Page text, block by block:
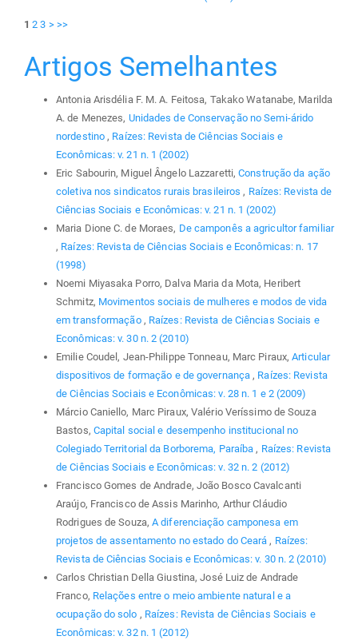
1 2 3 > >>
Artigos Semelhantes
Antonia Arisdélia F. M. A. Feitosa, Takako Watanabe, Marilda
A. de Menezes, Unidades de Conservação no Semi-árido
nordestino, Raízes: Revista de Ciências Sociais e
Econômicas: v. 21 n. 1 (2002)
Eric Sabourin, Miguel Ângelo Lazzaretti,Construção da ação
coletiva nos sindicatos rurais brasileiros, Raízes: Revista de
Ciências Sociais e Econômicas: v. 21 n. 1 (2002)
Maria Dione C. de Moraes, De camponês a agricultor familiar
, Raízes: Revista de Ciências Sociais e Econômicas: n. 17
(1998)
Noemi Miyasaka Porro, Dalva Maria da Mota, Heribert
Schmitz, Movimentos sociais de mulheres e modos de vida
em transformação , Raízes: Revista de Ciências Sociais e
Econômicas: v. 30 n. 2 (2010)
Emilie Coudel, Jean-Philippe Tonneau, Marc Piraux,Articular
dispositivos de formação e de governança, Raízes: Revista
de Ciências Sociais e Econômicas: v. 28 n. 1 e 2 (2009)
Márcio Caniello, Marc Piraux, Valério Veríssimo de Souza
Bastos, Capital social e desempenho institucional no
Colegiado Territorial da Borborema, Paraíba, Raízes: Revista
de Ciências Sociais e Econômicas: v. 32 n. 2 (2012)
Francisco Gomes de Andrade, João Bosco Cavalcanti
Araújo, Francisco de Assis Marinho, Arthur Cláudio
Rodrigues de Souza, A diferenciação camponesa em
projetos de assentamento no estado do Ceará, Raízes:
Revista de Ciências Sociais e Econômicas: v. 30 n. 2 (2010)
Carlos Christian Della Giustina, José Luiz de Andrade
Franco, Relações entre o meio ambiente natural e a
ocupação do solo , Raízes: Revista de Ciências Sociais e
Econômicas: v. 32 n. 1 (2012)